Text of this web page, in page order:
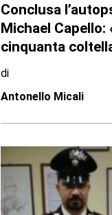
Conclusa
Michael Capello:
cinquanta
di
Antonello Micali